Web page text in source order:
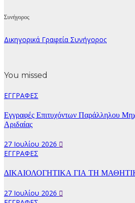
Συνήγορος
Δικηγορικά Γραφεία Συνήγορος
You missed
ΕΓΓΡΑΦΕΣ
Εγγραφές Επιτυχόντων Παράλληλου
Αριδαίας
27 Ιουλίου 2026
ΕΓΓΡΑΦΕΣ
ΔΙΚΑΙΟΛΟΓΗΤΙΚΑ ΓΙΑ ΤΗ
27 Ιουλίου 2026